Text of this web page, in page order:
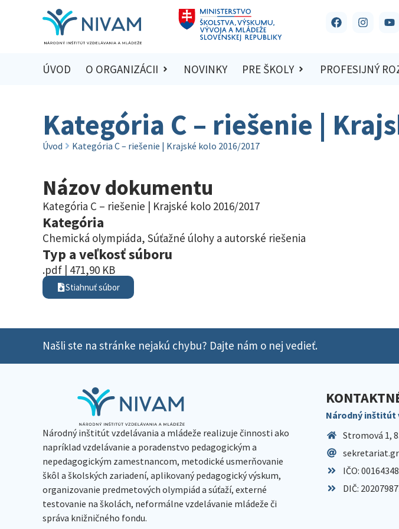
ÚVOD O ORGANIZÁCII NOVINKY PRE ŠKOLY PROFESIJNÝ
Kategória C – riešenie |
Úvod Kategória C – riešenie | Krajské kolo 2016/2017
Názov dokumentu
Kategória C – riešenie | Krajské kolo 2016/2017
Kategória
Chemická olympiáda, Súťažné úlohy a autorské riešenia
Typ a veľkosť súboru
.pdf | 471,90 KB
Stiahnuť súbor
Našli ste na stránke nejakú chybu? Dajte nám o nej vedieť.
Národný inštitút vzdelávania a mládeže realizuje činnosti ako
napríklad vzdelávanie a poradenstvo pedagogickým a
nepedagogickým zamestnancom, metodické usmerňovanie
škôl a školských zariadení, aplikovaný pedagogický výskum,
organizovanie predmetových olympiád a súťaží, externé
testovanie na školách, neformálne vzdelávanie mládeže či
správa knižničného fondu.
Národný inštitút
Stromová 1,
IČO: 00164348
DIČ: